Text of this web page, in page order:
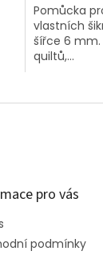
Pomůcka
vlastních
šířce 6
quiltů,...
pro vás
podmínky